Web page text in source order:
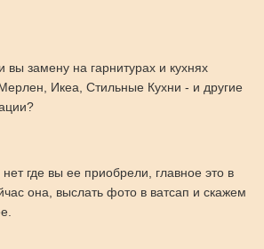
вы замену на гарнитурах и кухнях
Икеа, Стильные Кухни - и другие
где вы ее приобрели, главное это в
она, выслать фото в ватсап и скажем